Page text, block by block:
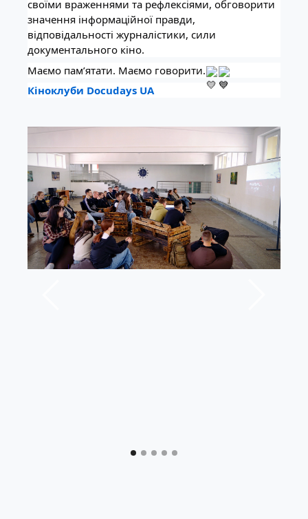
своїми враженнями та рефлексіями, обговорити
значення інформаційної правди,
відповідальності журналістики, сили
документального кіно.
Маємо пам’ятати. Маємо говорити.
Кіноклуби Docudays UA